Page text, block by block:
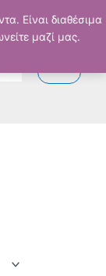
Είναι διαθέσιμα
μαζί μας.